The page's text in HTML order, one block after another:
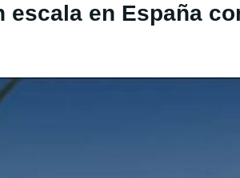
en España